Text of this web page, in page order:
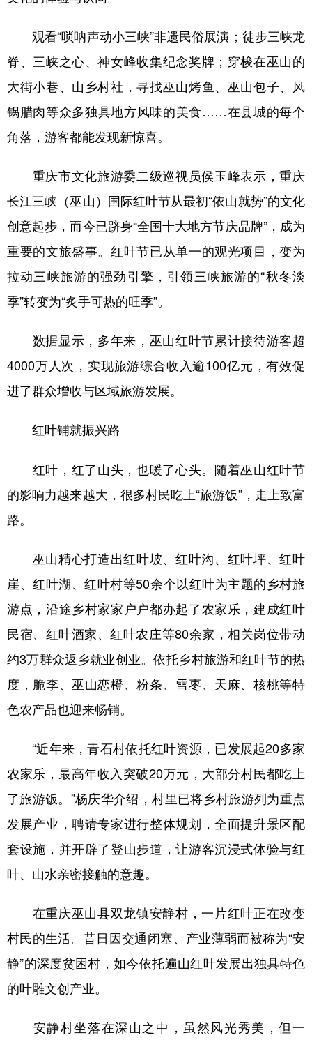
观看“唢呐声动小三峡”非遗民俗展演；徒步三峡龙
脊、三峡之心、神女峰收集纪念奖牌；穿梭在巫山的
大街小巷、山乡村社，寻找巫山烤鱼、巫山包子、风
锅腊肉等众多独具地方风味的美食……在县城的每个
角落，游客都能发现新惊喜。
重庆市文化旅游委二级巡视员侯玉峰表示，重庆
长江三峡（巫山）国际红叶节从最初“依山就势”的文化
创意起步，而今已跻身“全国十大地方节庆品牌”，成为
重要的文旅盛事。红叶节已从单一的观光项目，变为
拉动三峡旅游的强劲引擎，引领三峡旅游的“秋冬淡
季”转变为“炙手可热的旺季”。
数据显示，多年来，巫山红叶节累计接待游客超
4000万人次，实现旅游综合收入逾100亿元，有效促
进了群众增收与区域旅游发展。
红叶铺就振兴路
红叶，红了山头，也暖了心头。随着巫山红叶节
的影响力越来越大，很多村民吃上“旅游饭”，走上致富
路。
巫山精心打造出红叶坡、红叶沟、红叶坪、红叶
崖、红叶湖、红叶村等50余个以红叶为主题的乡村旅
游点，沿途乡村家家户户都办起了农家乐，建成红叶
民宿、红叶酒家、红叶农庄等80余家，相关岗位带动
约3万群众返乡就业创业。依托乡村旅游和红叶节的热
度，脆李、巫山恋橙、粉条、雪枣、天麻、核桃等特
色农产品也迎来畅销。
“近年来，青石村依托红叶资源，已发展起20多家
农家乐，最高年收入突破20万元，大部分村民都吃上
了旅游饭。”杨庆华介绍，村里已将乡村旅游列为重点
发展产业，聘请专家进行整体规划，全面提升景区配
套设施，并开辟了登山步道，让游客沉浸式体验与红
叶、山水亲密接触的意趣。
在重庆巫山县双龙镇安静村，一片红叶正在改变
村民的生活。昔日因交通闭塞、产业薄弱而被称为“安
静”的深度贫困村，如今依托遍山红叶发展出独具特色
的叶雕文创产业。
安静村坐落在深山之中，虽然风光秀美，但一